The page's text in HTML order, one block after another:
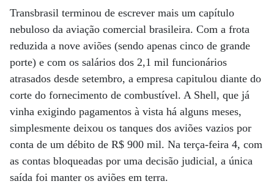
Transbrasil terminou de escrever mais um capítulo
nebuloso da aviação comercial brasileira. Com a frota
reduzida a nove aviões (sendo apenas cinco de grande
porte) e com os salários dos 2,1 mil funcionários
atrasados desde setembro, a empresa capitulou diante do
corte do fornecimento de combustível. A Shell, que já
vinha exigindo pagamentos à vista há alguns meses,
simplesmente deixou os tanques dos aviões vazios por
conta de um débito de R$ 900 mil. Na terça-feira 4, com
as contas bloqueadas por uma decisão judicial, a única
saída foi manter os aviões em terra.